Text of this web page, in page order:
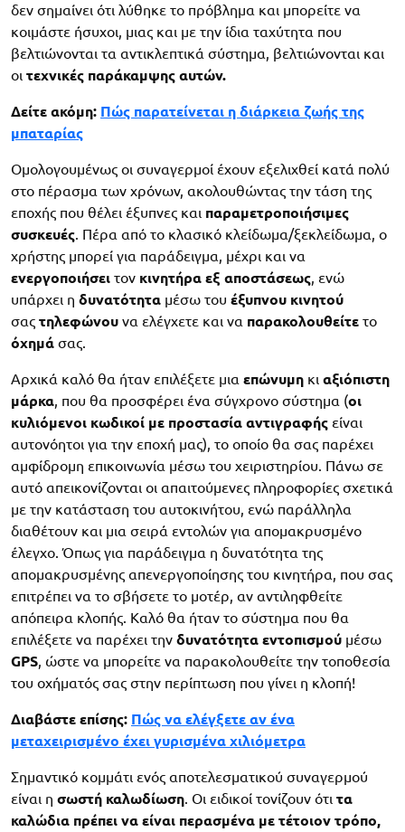
δεν σημαίνει ότι λύθηκε το πρόβλημα και μπορείτε να
κοιμάστε ήσυχοι, μιας και με την ίδια ταχύτητα που
βελτιώνονται τα αντικλεπτικά σύστημα, βελτιώνονται και
οι τεχνικές παράκαμψης αυτών.
Δείτε ακόμη: Πώς παρατείνεται η διάρκεια ζωής της
μπαταρίας
Ομολογουμένως οι συναγερμοί έχουν εξελιχθεί κατά πολύ
στο πέρασμα των χρόνων, ακολουθώντας την τάση της
εποχής που θέλει έξυπνες και παραμετροποιήσιμες
συσκευές. Πέρα από το κλασικό κλείδωμα/ξεκλείδωμα, ο
χρήστης μπορεί για παράδειγμα, μέχρι και να
ενεργοποιήσει τον κινητήρα εξ αποστάσεως, ενώ
υπάρχει η δυνατότητα μέσω του έξυπνου κινητού
σας τηλεφώνου να ελέγχετε και να παρακολουθείτε το
όχημά σας.
Αρχικά καλό θα ήταν επιλέξετε μια επώνυμη κι αξιόπιστη
μάρκα, που θα προσφέρει ένα σύγχρονο σύστημα (οι
κυλιόμενοι κωδικοί με προστασία αντιγραφής είναι
αυτονόητοι για την εποχή μας), το οποίο θα σας παρέχει
αμφίδρομη επικοινωνία μέσω του χειριστηρίου. Πάνω σε
αυτό απεικονίζονται οι απαιτούμενες πληροφορίες σχετικά
με την κατάσταση του αυτοκινήτου, ενώ παράλληλα
διαθέτουν και μια σειρά εντολών για απομακρυσμένο
έλεγχο. Όπως για παράδειγμα η δυνατότητα της
απομακρυσμένης απενεργοποίησης του κινητήρα, που σας
επιτρέπει να το σβήσετε το μοτέρ, αν αντιληφθείτε
απόπειρα κλοπής. Καλό θα ήταν το σύστημα που θα
επιλέξετε να παρέχει την δυνατότητα εντοπισμού μέσω
GPS, ώστε να μπορείτε να παρακολουθείτε την τοποθεσία
του οχήματός σας στην περίπτωση που γίνει η κλοπή!
Διαβάστε επίσης: Πώς να ελέγξετε αν ένα
μεταχειρισμένο έχει γυρισμένα χιλιόμετρα
Σημαντικό κομμάτι ενός αποτελεσματικού συναγερμού
είναι η σωστή καλωδίωση. Οι ειδικοί τονίζουν ότι τα
καλώδια πρέπει να είναι περασμένα με τέτοιον τρόπο,